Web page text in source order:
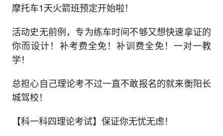
摩托车1天火箭班预定开始啦！
活动史无前例，专为练车时间不够又想快速拿证的
你而设计！补考费全免！补训费全免！一对一教
学！
总担心自己理论考不过一直不敢报名的就来衡阳长
城驾校！
【科一科四理论考试】保证你无忧无虑！